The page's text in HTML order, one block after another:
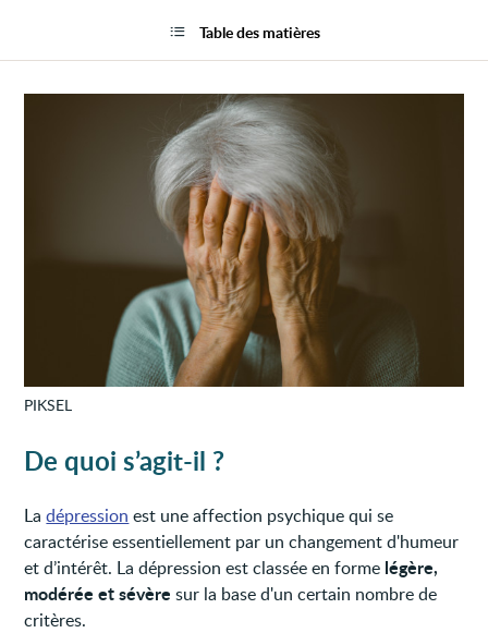
PIKSEL
De quoi s’agit-il ?
Ladépression est une affection psychique qui se
caractérise essentiellement par un changement d'humeur
et d’intérêt. La dépression est classée en forme légère,
modérée et sévère sur la base d'un certain nombre de
critères.
Table des matières